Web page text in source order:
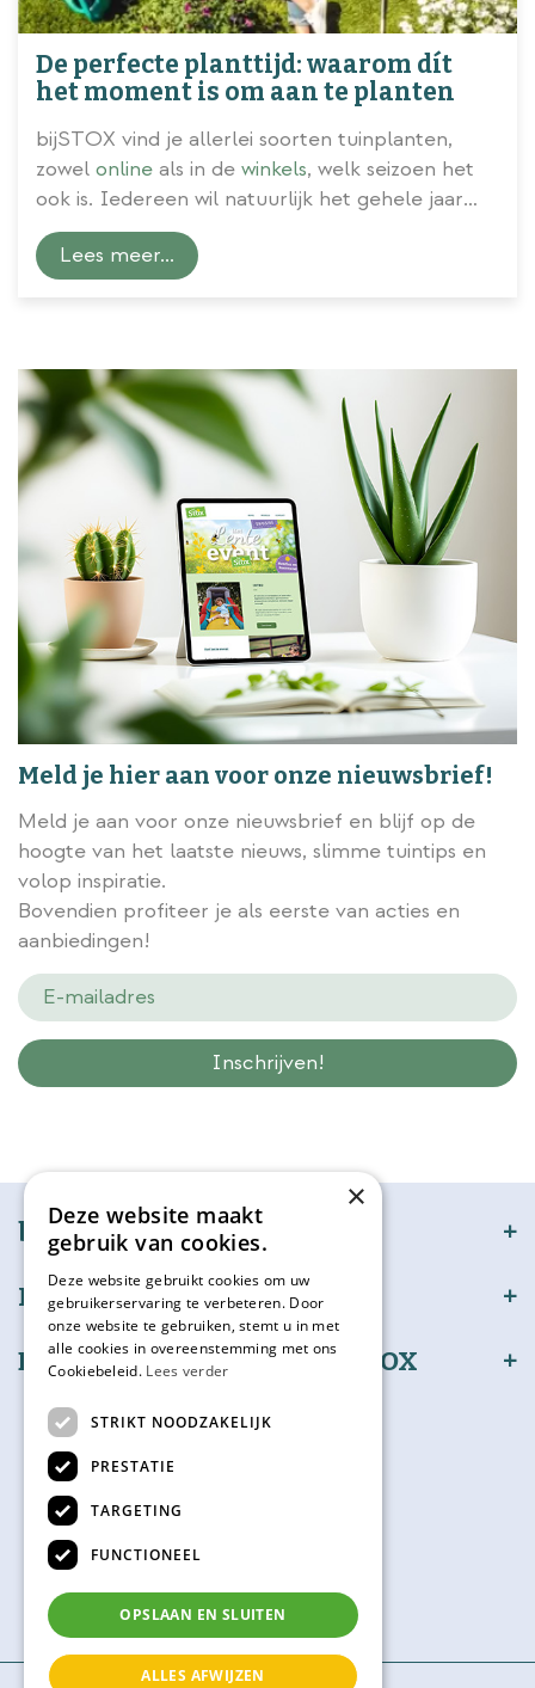
De perfecte planttijd: waarom dít
het moment is om aan te planten
bijSTOX vind je allerlei soorten tuinplanten,
zowel online als in de winkels, welk seizoen het
ook is. Iedereen wil natuurlijk het gehele jaar
van een groene, maar ook kleurrijke tuin
genieten. Tijd dus om die groene vingers eens
ideaal tu...
Lees meer...
Meld je hier aan voor onze nieuwsbrief!
Meld je aan voor onze nieuwsbrief en blijf op de
hoogte van het laatste nieuws, slimme tuintips en
volop inspiratie.
Bovendien profiteer je als eerste van acties en
aanbiedingen!
bijSTOX
Klantenservice
Bestel en betaal veilig bijSTOX
Volg ons
Check hier je saldo
×
Deze website maakt
gebruik van cookies.
Deze website gebruikt cookies om uw
gebruikerservaring te verbeteren. Door
onze website te gebruiken, stemt u in met
alle cookies in overeenstemming met ons
Cookiebeleid. Lees verder
STRIKT NOODZAKELIJK
PRESTATIE
TARGETING
FUNCTIONEEL
OPSLAAN EN SLUITEN
ALLES AFWIJZEN